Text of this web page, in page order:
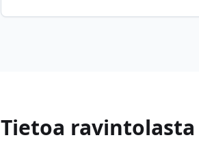
Tietoa ravintolasta